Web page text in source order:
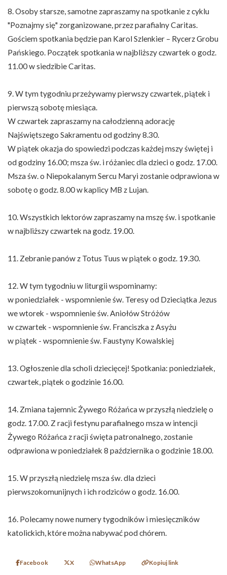
8. Osoby starsze, samotne zapraszamy na spotkanie z cyklu
"Poznajmy się" zorganizowane, przez parafialny Caritas.
Gościem spotkania będzie pan Karol Szlenkier – Rycerz Grobu
Pańskiego. Początek spotkania w najbliższy czwartek o godz.
11.00 w siedzibie Caritas.
9. W tym tygodniu przeżywamy pierwszy czwartek, piątek i
pierwszą sobotę miesiąca.
W czwartek zapraszamy na całodzienną adorację
Najświętszego Sakramentu od godziny 8.30.
W piątek okazja do spowiedzi podczas każdej mszy świętej i
od godziny 16.00; msza św. i różaniec dla dzieci o godz. 17.00.
Msza św. o Niepokalanym Sercu Maryi zostanie odprawiona w
sobotę o godz. 8.00 w kaplicy MB z Lujan.
10. Wszystkich lektorów zapraszamy na mszę św. i spotkanie
w najbliższy czwartek na godz. 19.00.
11. Zebranie panów z Totus Tuus w piątek o godz. 19.30.
12. W tym tygodniu w liturgii wspominamy:
w poniedziałek - wspomnienie św. Teresy od Dzieciątka Jezus
we wtorek - wspomnienie św. Aniołów Stróżów
w czwartek - wspomnienie św. Franciszka z Asyżu
w piątek - wspomnienie św. Faustyny Kowalskiej
13. Ogłoszenie dla scholi dziecięcej! Spotkania: poniedziałek,
czwartek, piątek o godzinie 16.00.
14. Zmiana tajemnic Żywego Różańca w przyszłą niedzielę o
godz. 17.00. Z racji festynu parafialnego msza w intencji
Żywego Różańca z racji święta patronalnego, zostanie
odprawiona w poniedziałek 8 października o godzinie 18.00.
15. W przyszłą niedzielę msza św. dla dzieci
pierwszokomunijnych i ich rodziców o godz. 16.00.
16. Polecamy nowe numery tygodników i miesięczników
katolickich, które można nabywać pod chórem.
Facebook X WhatsApp Kopiuj link